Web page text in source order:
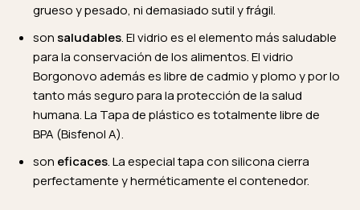
grueso y pesado, ni demasiado sutil y frágil.
son saludables. El vidrio es el elemento más saludable
para la conservación de los alimentos. El vidrio
Borgonovo además es libre de cadmio y plomo y por lo
tanto más seguro para la protección de la salud
humana. La Tapa de plástico es totalmente libre de
BPA (Bisfenol A).
son eficaces. La especial tapa con silicona cierra
perfectamente y herméticamente el contenedor.